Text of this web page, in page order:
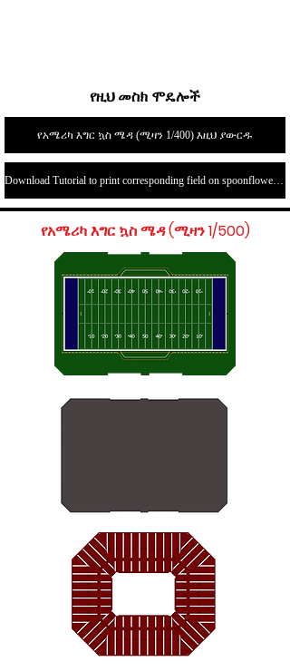
የዚህ መስክ ሞዴሎች
የአሜሪካ እግር ኳስ ሜዳ (ሚዛን 1/400) እዚህ ያውርዱ
የአሜሪካ እግር ኳስ ሜዳ (ሚዛን 1/500)